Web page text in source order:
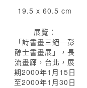
19.5 x 60.5 cm
展覽：
「詩書畫三絕—彭
醇士書畫展」，長
流畫廊，台北，展
期2000年1月15日
至2000年1月30日